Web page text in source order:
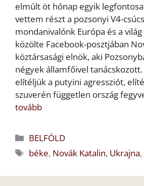
elmúlt öt hónap egyik
vettem részt a pozsonyi V4-
mondanivalónk Európa és a világ
közölte Facebook-posztjában
köztársasági elnök, aki
négyek államfőivel
elítéljük a putyini agressziót,
szuverén független ország
tovább
Kategória
BELFÖLD
Címkék
béke, Novák Katalin, Ukrajna,